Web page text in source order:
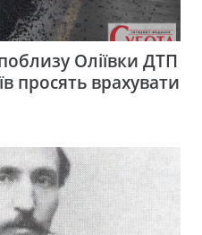
Оліївки ДТП
просять врахувати